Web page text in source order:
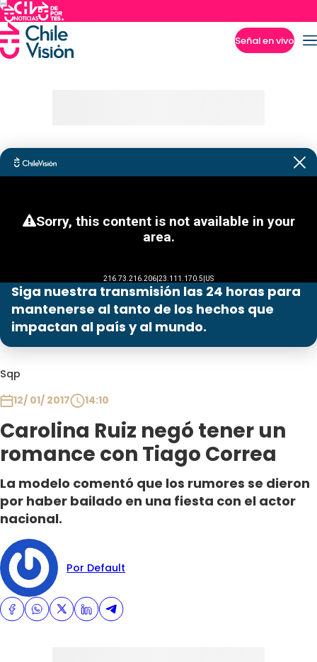
Señal en vivo
Siga nuestra transmisión las 24 horas para
mantenerse al tanto de los hechos que
impactan al país y al mundo.
Sqp
12/ 01/ 2017
14:10
Carolina Ruiz negó tener un
romance con Tiago Correa
La modelo comentó que los rumores se dieron
por haber bailado en una fiesta con el actor
nacional.
Por Default
Programas
Plan Perfecto
El Tiempo
Sabingo
Todos Los Programas